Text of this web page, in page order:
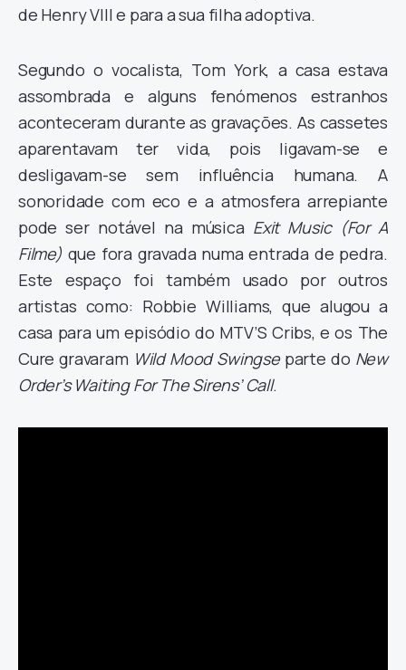
de Henry VIII e para a sua filha adoptiva.
Segundo o vocalista, Tom York, a casa estava
assombrada e alguns fenómenos estranhos
aconteceram durante as gravações. As cassetes
aparentavam ter vida, pois ligavam-se e
desligavam-se sem influência humana. A
sonoridade com eco e a atmosfera arrepiante
pode ser notável na música Exit Music (For A
Filme) que fora gravada numa entrada de pedra.
Este espaço foi também usado por outros
artistas como: Robbie Williams, que alugou a
casa para um episódio do MTV’S Cribs, e os The
Cure gravaram Wild Mood Swingseparte do New
Order’s Waiting For The Sirens’ Call.